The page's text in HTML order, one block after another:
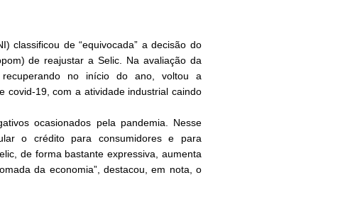
classificou de “equivocada” a decisão do
de reajustar a Selic. Na avaliação da
no início do ano, voltou a
covid-19, com a atividade industrial caindo
ocasionados pela pandemia. Nesse
o crédito para consumidores e para
de forma bastante expressiva, aumenta
da economia”, destacou, em nota, o